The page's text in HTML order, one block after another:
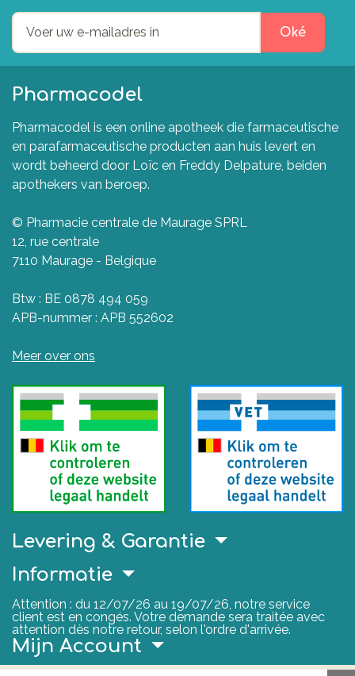
Oké
Pharmacodel
Pharmacodel is een online apotheek die farmaceutische
en parafarmaceutische producten aan huis levert en
wordt beheerd door Loïc en Freddy Delpature, beiden
apothekers van beroep.
© Pharmacie centrale de Maurage SPRL
12, rue centrale
7110 Maurage - Belgique
Btw : BE 0878 494 059
APB-nummer : APB 552602
Meer over ons
Levering & Garantie
Informatie
Attention : du 12/07/26 au 19/07/26, notre service
client est en congés. Votre demande sera traitée avec
attention dès notre retour, selon l'ordre d'arrivée.
Mijn Account